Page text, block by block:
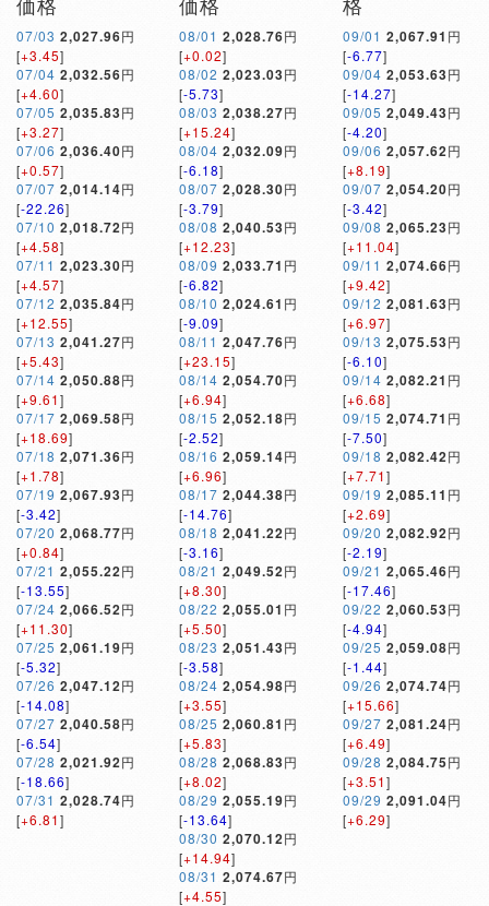
07/03 2,027.96円
[+3.45]
07/04 2,032.56円
[+4.60]
07/05 2,035.83円
[+3.27]
07/06 2,036.40円
[+0.57]
07/07 2,014.14円
[-22.26]
07/10 2,018.72円
[+4.58]
07/11 2,023.30円
[+4.57]
07/12 2,035.84円
[+12.55]
07/13 2,041.27円
[+5.43]
07/14 2,050.88円
[+9.61]
07/17 2,069.58円
[+18.69]
07/18 2,071.36円
[+1.78]
07/19 2,067.93円
[-3.42]
07/20 2,068.77円
[+0.84]
07/21 2,055.22円
[-13.55]
07/24 2,066.52円
[+11.30]
07/25 2,061.19円
[-5.32]
07/26 2,047.12円
[-14.08]
07/27 2,040.58円
[-6.54]
07/28 2,021.92円
[-18.66]
07/31 2,028.74円
[+6.81]
08/01 2,028.76円
[+0.02]
08/02 2,023.03円
[-5.73]
08/03 2,038.27円
[+15.24]
08/04 2,032.09円
[-6.18]
08/07 2,028.30円
[-3.79]
08/08 2,040.53円
[+12.23]
08/09 2,033.71 円
[-6.82]
08/10 2,024.61 円
[-9.09]
08/11 2,047.76円
[+23.15]
08/14 2,054.70円
[+6.94]
08/15 2,052.18円
[-2.52]
08/16 2,059.14円
[+6.96]
08/17 2,044.38円
[-14.76]
08/18 2,041.22円
[-3.16]
08/21 2,049.52円
[+8.30]
08/22 2,055.01 円
[+5.50]
08/23 2,051.43円
[-3.58]
08/24 2,054.98円
[+3.55]
08/25 2,060.81 円
[+5.83]
08/28 2,068.83円
[+8.02]
08/29 2,055.19円
[-13.64]
08/30 2,070.12円
[+14.94]
08/31 2,074.67円
[+4.55]
09/01 2,067.91 円
[-6.77]
09/04 2,053.63円
[-14.27]
09/05 2,049.43円
[-4.20]
09/06 2,057.62円
[+8.19]
09/07 2,054.20円
[-3.42]
09/08 2,065.23円
[+11.04]
09/11 2,074.66円
[+9.42]
09/12 2,081.63円
[+6.97]
09/13 2,075.53円
[-6.10]
09/14 2,082.21 円
[+6.68]
09/15 2,074.71 円
[-7.50]
09/18 2,082.42円
[+7.71]
09/19 2,085.11 円
[+2.69]
09/20 2,082.92円
[-2.19]
09/21 2,065.46円
[-17.46]
09/22 2,060.53円
[-4.94]
09/25 2,059.08円
[-1.44]
09/26 2,074.74円
[+15.66]
09/27 2,081.24円
[+6.49]
09/28 2,084.75円
[+3.51]
09/29 2,091.04円
[+6.29]